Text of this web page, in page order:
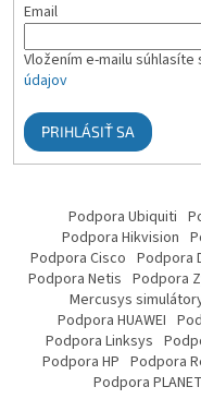
Email
Vložením e-mailu súhlasíte
údajov
PRIHLÁSIŤ SA
Podpora Ubiquiti
Podpora Hikvision
Podpora Cisco Podpora
Podpora Netis Podpora
Mercusys
Podpora HUAWEI
Podpora Linksys
Podpora HP Podpora
Podpora PLANET